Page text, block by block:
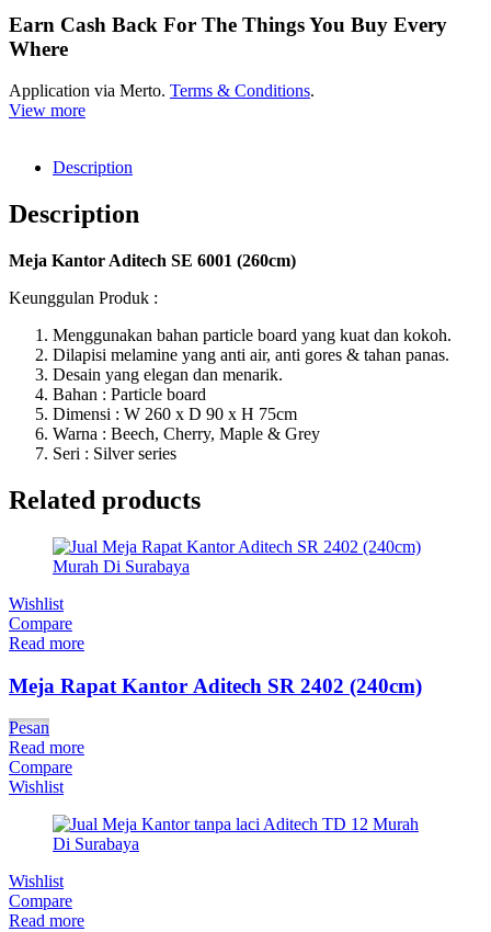
Earn Cash Back For The Things You Buy Every
Where
Application via Merto. Terms & Conditions.
View more
Description
Description
Meja Kantor Aditech SE 6001 (260cm)
Keunggulan Produk :
Menggunakan bahan particle board yang kuat dan kokoh.
Dilapisi melamine yang anti air, anti gores & tahan panas.
Desain yang elegan dan menarik.
Bahan : Particle board
Dimensi : W 260 x D 90 x H 75cm
Warna : Beech, Cherry, Maple & Grey
Seri : Silver series
Related products
Wishlist
Compare
Read more
Meja Rapat Kantor Aditech SR 2402 (240cm)
Pesan
Read more
Compare
Wishlist
Wishlist
Compare
Read more